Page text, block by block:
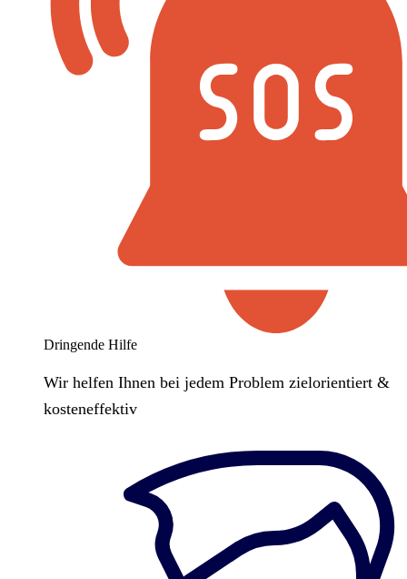
Dringende Hilfe
Wir helfen Ihnen bei jedem Problem zielorientiert &
kosteneffektiv